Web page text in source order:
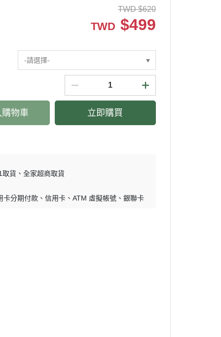
TWD $620
TWD $499
-請選擇-
購物車 立即購買
取貨
全家超商取貨
卡分期付款 信用卡 ATM 虛擬帳號 銀聯卡